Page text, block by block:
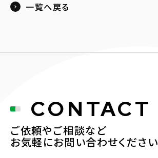
一覧へ戻る
CONTACT
ご依頼やご相談など
お気軽にお問い合わせください